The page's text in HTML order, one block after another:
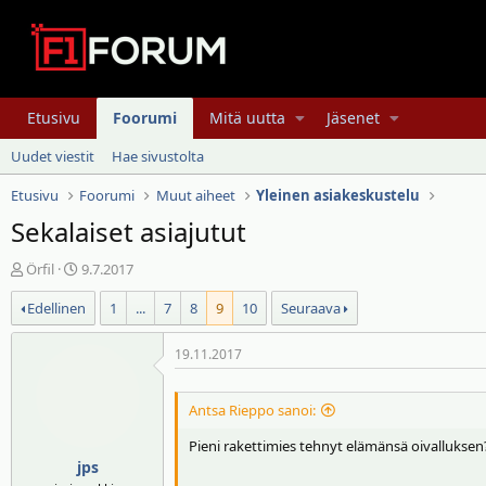
Etusivu Foorumi Mitä uutta Jäsenet
Uudet viestit
Hae sivustolta
Etusivu
Foorumi Muut aiheet Yleinen asiakeskustelu
Sekalaiset asiajutut
V
i
e
s
Örfil
A
l
o
i
i
9.7.2017
Edellinen
1 ... 7 8 9 10 Seuraava
jps
19.11.2017
Antsa Rieppo sanoi:
Pieni rakettimies tehnyt elämänsä